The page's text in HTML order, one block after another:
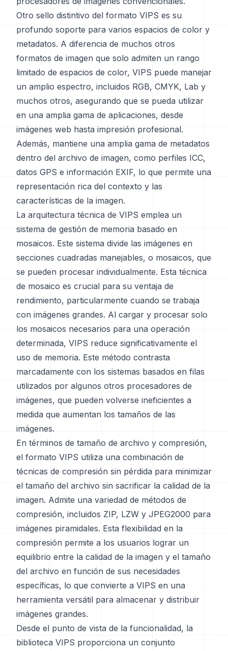
Otro sello distintivo del formato VIPS es su
profundo soporte para varios espacios de color y
metadatos. A diferencia de muchos otros
formatos de imagen que solo admiten un rango
limitado de espacios de color, VIPS puede manejar
un amplio espectro, incluidos RGB, CMYK, Lab y
muchos otros, asegurando que se pueda utilizar
en una amplia gama de aplicaciones, desde
imágenes web hasta impresión profesional.
Además, mantiene una amplia gama de metadatos
dentro del archivo de imagen, como perfiles ICC,
datos GPS e información EXIF, lo que permite una
representación rica del contexto y las
características de la imagen.
La arquitectura técnica de VIPS emplea un
sistema de gestión de memoria basado en
mosaicos. Este sistema divide las imágenes en
secciones cuadradas manejables, o mosaicos, que
se pueden procesar individualmente. Esta técnica
de mosaico es crucial para su ventaja de
rendimiento, particularmente cuando se trabaja
con imágenes grandes. Al cargar y procesar solo
los mosaicos necesarios para una operación
determinada, VIPS reduce significativamente el
uso de memoria. Este método contrasta
marcadamente con los sistemas basados en filas
utilizados por algunos otros procesadores de
imágenes, que pueden volverse ineficientes a
medida que aumentan los tamaños de las
imágenes.
En términos de tamaño de archivo y compresión,
el formato VIPS utiliza una combinación de
técnicas de compresión sin pérdida para minimizar
el tamaño del archivo sin sacrificar la calidad de la
imagen. Admite una variedad de métodos de
compresión, incluidos ZIP, LZW y JPEG2000 para
imágenes piramidales. Esta flexibilidad en la
compresión permite a los usuarios lograr un
equilibrio entre la calidad de la imagen y el tamaño
del archivo en función de sus necesidades
específicas, lo que convierte a VIPS en una
herramienta versátil para almacenar y distribuir
imágenes grandes.
Desde el punto de vista de la funcionalidad, la
biblioteca VIPS proporciona un conjunto